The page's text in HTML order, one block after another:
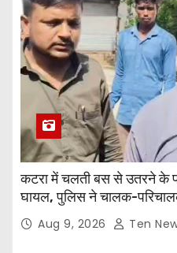
कटरा में चलती बस से उतरने के
घायल, पुलिस ने चालक-
लियाAug 9, 2026 Ten